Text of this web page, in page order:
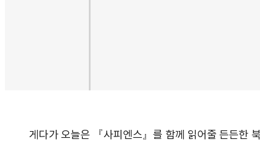
게다가 오늘은 『사피엔스』를 함께 읽어줄 든든한